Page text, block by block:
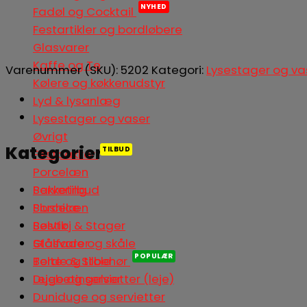
Fadøl og Cocktail
Festartikler og bordløbere
Glasvarer
Kaffe og Te
Kølere og køkkenudstyr
Lyd & lysanlæg
Lysestager og vaser
Øvrigt
Festpakker
Porcelæn
Servering
Slushice
Sølvtøj & Stager
Stålfade og skåle
Telte og tilbehør
Lejebetingelser
Varenummer (SKU): 5202 Kategori: Lysestager og
Kategorier
Pakketilbud
Porcelæn
Bestik
Glasvarer
Borde & Stole
Duge og servietter (leje)
Duniduge og servietter